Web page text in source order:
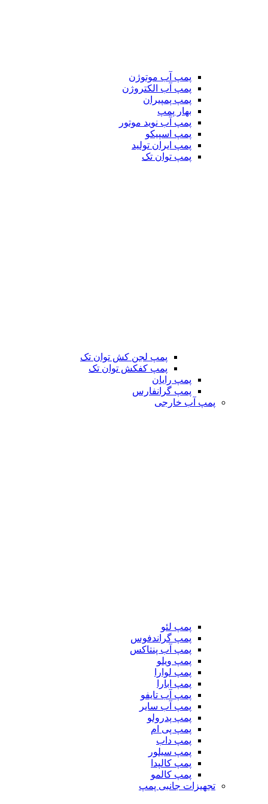
پمپ آب موتوژن
پمپ آب الکتروژن
پمپ پمپیران
بهار پمپ
پمپ آب نوید موتور
پمپ اسپیکو
پمپ ایران تولید
پمپ توان تک
پمپ لجن کش توان تک
پمپ کفکش توان تک
پمپ رایان
پمپ گرانفارس
پمپ آب خارجی
پمپ لئو
پمپ گراندفوس
پمپ آب پنتاکس
پمپ ویلو
پمپ لوارا
پمپ ابارا
پمپ آب تایفو
پمپ آب سایر
پمپ پدرولو
پمپ پی ام
پمپ داب
پمپ سیلور
پمپ کالپدا
پمپ کالمو
تجهیزات جانبی پمپ